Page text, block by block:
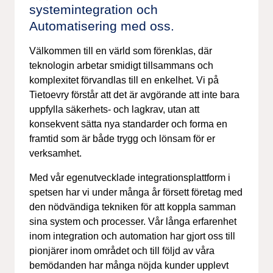
systemintegration och
Automatisering med oss.
Välkommen till en värld som förenklas, där
teknologin arbetar smidigt tillsammans och
komplexitet förvandlas till en enkelhet. Vi på
Tietoevry förstår att det är avgörande att inte bara
uppfylla säkerhets- och lagkrav, utan att
konsekvent sätta nya standarder och forma en
framtid som är både trygg och lönsam för er
verksamhet.
Med vår egenutvecklade integrationsplattform i
spetsen har vi under många år försettföretag med
den nödvändiga tekniken för att koppla samman
sina system och processer. Vår långa erfarenhet
inom integration och automation har gjort oss till
pionjärer inom området och till följd av våra
bemödanden har många nöjda kunder upplevt